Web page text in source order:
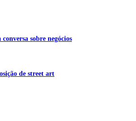
sobre negócios
de street art